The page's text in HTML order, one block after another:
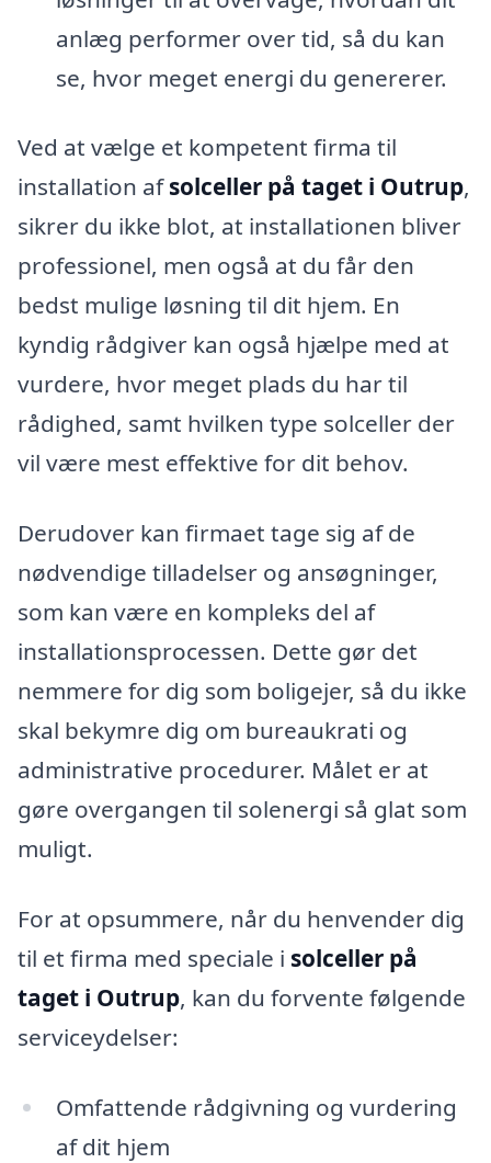
anlæg performer over tid, så du kan
se, hvor meget energi du genererer.
Ved at vælge et kompetent firma til
installation afsolceller på taget i Outrup,
sikrer du ikke blot, at installationen bliver
professionel, men også at du får den
bedst mulige løsning til dit hjem. En
kyndig rådgiver kan også hjælpe med at
vurdere, hvor meget plads du har til
rådighed, samt hvilken type solceller der
vil være mest effektive for dit behov.
Derudover kan firmaet tage sig af de
nødvendige tilladelser og ansøgninger,
som kan være en kompleks del af
installationsprocessen. Dette gør det
nemmere for dig som boligejer, så du ikke
skal bekymre dig om bureaukrati og
administrative procedurer. Målet er at
gøre overgangen til solenergi så glat som
muligt.
For at opsummere, når du henvender dig
til et firma med speciale i solceller på
taget i Outrup, kan du forvente følgende
serviceydelser:
Omfattende rådgivning og vurdering
af dit hjem